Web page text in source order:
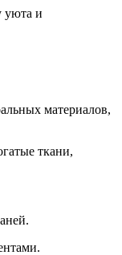
уюта и
материалов,
ткани,